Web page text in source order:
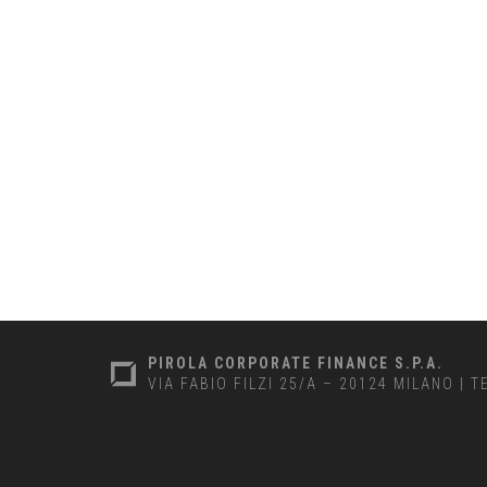
PIROLA CORPORATE FINANCE S.P.A.
VIA FABIO FILZI 25/A – 20124 MILANO